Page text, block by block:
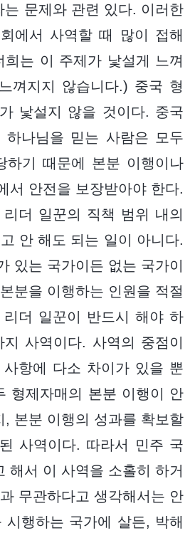
는 문제와 관련 있다. 이러한
에서 사역할 때 많이 접해
희는 이 주제가 낯설게 느껴
껴지지 않습니다.) 중국 형
낯설지 않을 것이다. 중국
하나님을 믿는 사람은 모두
하기 때문에 본분 이행이나
서 안전을 보장받아야 한다.
더 일꾼의 직책 범위 내의
안 해도 되는 일이 아니다.
있는 국가이든 없는 국가이
분을 이행하는 인원을 적절
더 일꾼이 반드시 해야 하
사역이다. 사역의 중점이
항에 다소 차이가 있을 뿐
형제자매의 본분 이행이 안
, 본분 이행의 성과를 확보할
사역이다. 따라서 민주 국
해서 이 사역을 소홀히 하거
무관하다고 생각해서는 안
시행하는 국가에 살든, 박해